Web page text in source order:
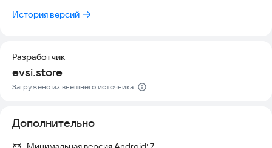
Ключевые возможности:
сложности — от «Новичка» до «Гроссмейстера». ИИ
адаптируется под ваш стиль, создавая идеальные условия
Классика: Вдумчивые партии с длительным контролем
времени.
История версий
Разработчик
evsi.store
Загружено из внешнего источника
Дополнительно